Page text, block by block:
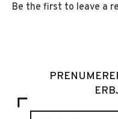
Be the first to leave a